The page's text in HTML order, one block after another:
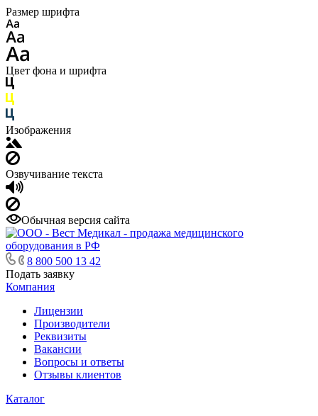
Размер шрифта
Цвет фона и шрифта
Изображения
Озвучивание текста
Обычная версия сайта
8 800 500 13 42
Подать заявку
Компания
Лицензии
Производители
Реквизиты
Вакансии
Вопросы и ответы
Отзывы клиентов
Каталог